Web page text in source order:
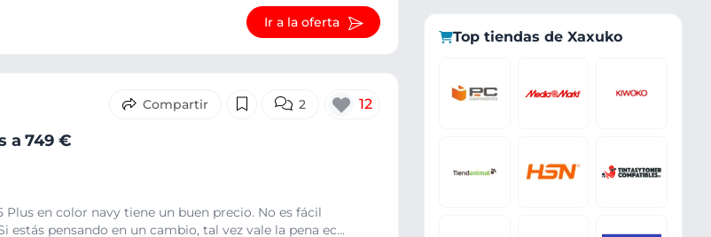
Ir a la oferta
2 12
a 749 €
Plus en color navy tiene un buen precio. No es fácil
estás pensando en un cambio, tal vez vale la pena ec...
Top tiendas de Xaxuko